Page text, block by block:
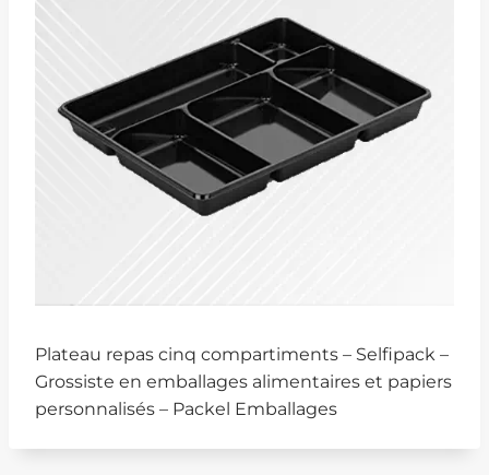
Plateau repas cinq compartiments – Selfipack –
Grossiste en emballages alimentaires et papiers
personnalisés – Packel Emballages